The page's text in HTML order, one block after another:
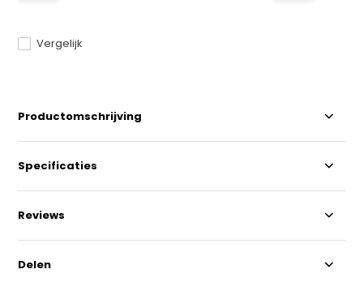
Vergelijk
Productomschrijving
Specificaties
Reviews
Delen